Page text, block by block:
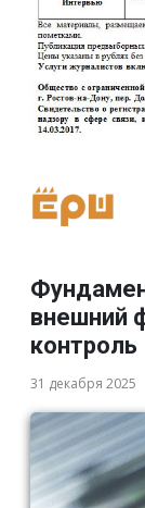
внешний
контроль
31 декабря 2025